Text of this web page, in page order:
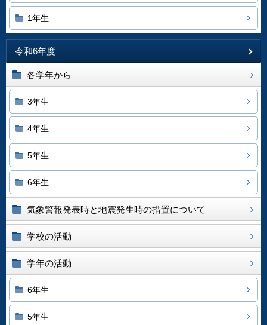
1年生
令和6年度
各学年から
3年生
4年生
5年生
6年生
気象警報発表時と地震発生時の措置について
学校の活動
学年の活動
6年生
5年生